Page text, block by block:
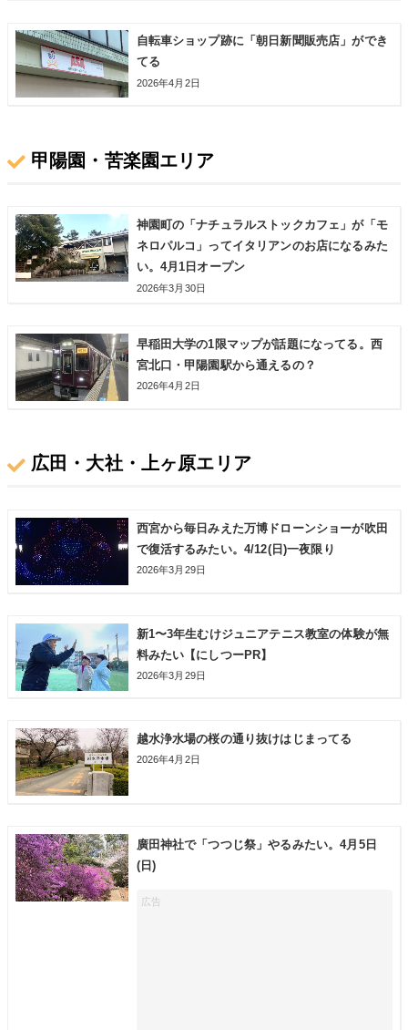
自転車ショップ跡に「朝日新聞販売店」ができ
てる
2026年4月2日
甲陽園・苦楽園エリア
神園町の「ナチュラルストックカフェ」が「モ
ネロパルコ」ってイタリアンのお店になるみた
い。4月1日オープン
2026年3月30日
早稲田大学の1限マップが話題になってる。西
宮北口・甲陽園駅から通えるの？
2026年4月2日
広田・大社・上ヶ原エリア
西宮から毎日みえた万博ドローンショーが吹田
で復活するみたい。4/12(日)一夜限り
2026年3月29日
新1〜3年生むけジュニアテニス教室の体験が無
料みたい【にしつーPR】
2026年3月29日
越水浄水場の桜の通り抜けはじまってる
2026年4月2日
廣田神社で「つつじ祭」やるみたい。4月5日
(日)